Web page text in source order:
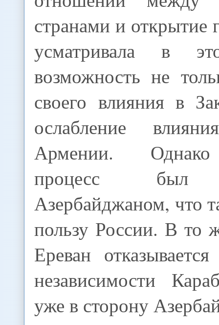
странами и открытие
усматривала в
возможность не
своего влияния в
ослабление
Армении.
процесс был
Азербайджаном, что
пользу России. В то
Ереван
независимости
уже в сторону